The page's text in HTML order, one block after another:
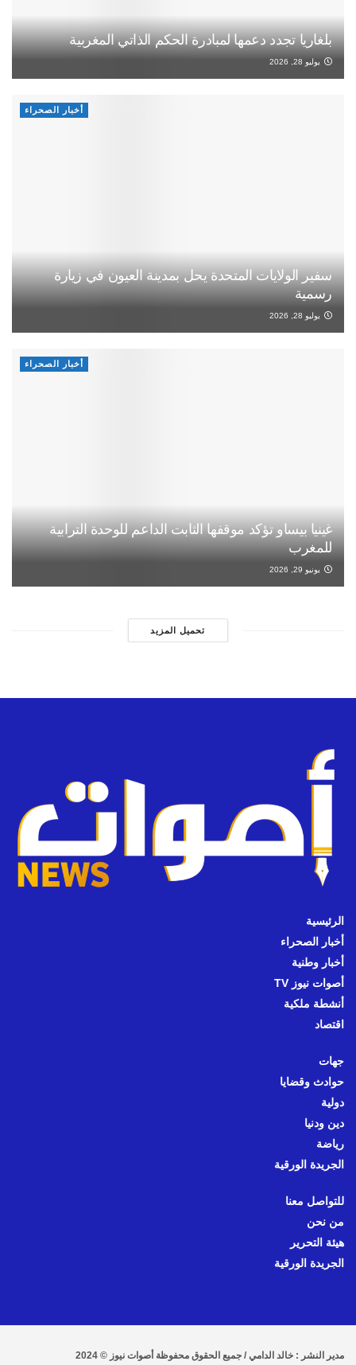
بلغاريا تجدد دعمها لمبادرة الحكم الذاتي المغربية
يوليو 28, 2026
أخبار الصحراء
سفير الولايات المتحدة يحل بمدينة العيون في زيارة
رسمية
يوليو 28, 2026
أخبار الصحراء
غينيا بيساو تؤكد موقفها الثابت الداعم للوحدة الترابية
للمغرب
يونيو 29, 2026
تحميل المزيد
الرئيسية
أخبار الصحراء
أخبار وطنية
أصوات نيوز TV
أنشطة ملكية
اقتصاد
جهات
حوادث وقضايا
دولية
دين ودنيا
رياضة
الجريدة الورقية
للتواصل معنا
من نحن
هيئة التحرير
الجريدة الورقية
مدير النشر : خالد الدامي / جميع الحقوق محفوظة أصوات نيوز © 2024